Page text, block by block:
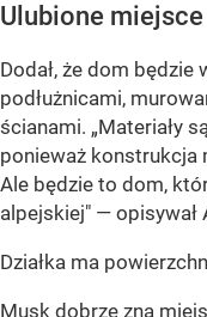
Ulubione
Dodał, że dom będzie
podłużnicami,
ścianami. „Materiały
ponieważ konstrukcja
Ale będzie to dom,
alpejskiej" — opisywał
Działka ma
Musk dobrze zna